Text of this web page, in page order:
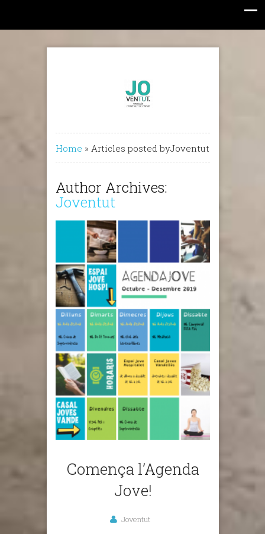
Home » Articles posted byJoventut
Author Archives:
Joventut
Comença l’Agenda
Jove!
Joventut